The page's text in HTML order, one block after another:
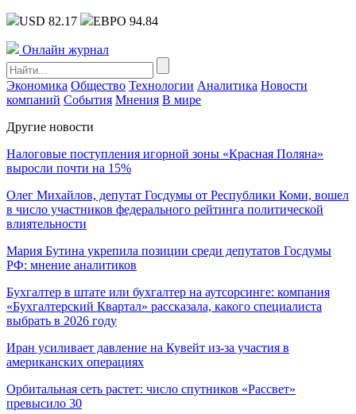
USD 82.17 ЕВРО 94.84
Онлайн журнал
Экономика Общество Технологии Аналитика Новости
компаний События Мнения В мире
Другие новости
Налоговые поступления игорной зоны «Красная Поляна»
выросли почти на 15%
Олег Михайлов, депутат Госдумы от Республики Коми, вошел
в число участников федерального рейтинга политической
влиятельности
Мария Бутина укрепила позиции среди депутатов Госдумы
РФ: мнение аналитиков
Бухгалтер в штате или бухгалтер на аутсорсинге: компания
«Бухгалтерский Квартал» рассказала, какого специалиста
выбрать в 2026 году
Иран усиливает давление на Кувейт из-за участия в
американских операциях
Орбитальная сеть растет: число спутников «Рассвет»
превысило 30